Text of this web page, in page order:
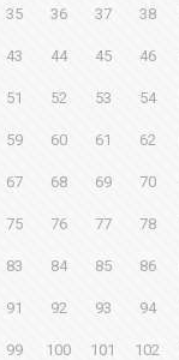
35 36 37 38
43 44 45 46
51 52 53 54
59 60 61 62
67 68 69 70
75 76 77 78
83 84 85 86
91 92 93 94
99 100 101 102